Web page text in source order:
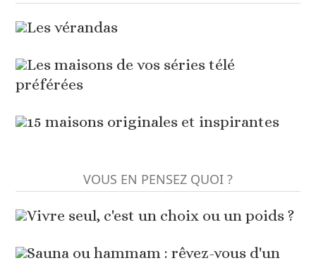
Les vérandas
Les maisons de vos séries télé
préférées
15 maisons originales et inspirantes
VOUS EN PENSEZ QUOI ?
Vivre seul, c'est un choix ou un poids ?
Sauna ou hammam : rêvez-vous d'un